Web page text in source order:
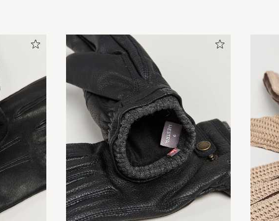
Rask levering og veldig fornøyd med servicen. Takk
SOLVEIG R GEKAUFT AM AUF CAREOFCARL.NO